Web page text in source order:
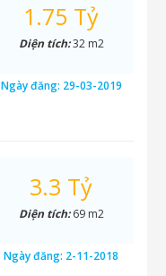
1.75 Tỷ
Diện tích:32 m2
Ngày đăng: 29-03-2019
3.3 Tỷ
Diện tích:69 m2
Ngày đăng: 2-11-2018